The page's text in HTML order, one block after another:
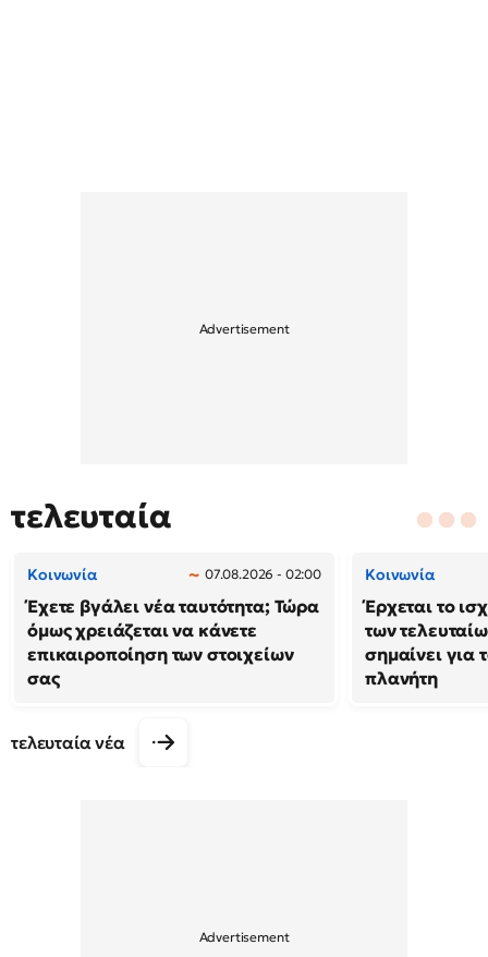
τελευταία
Κοινωνία 07.08.2026 - 02:00
Έχετε βγάλει νέα ταυτότητα; Τώρα
όμως χρειάζεται να κάνετε
επικαιροποίηση των στοιχείων
σας
Κοινωνία
Έρχεται το
των
σημαίνει για
πλανήτη
τελευταία νέα